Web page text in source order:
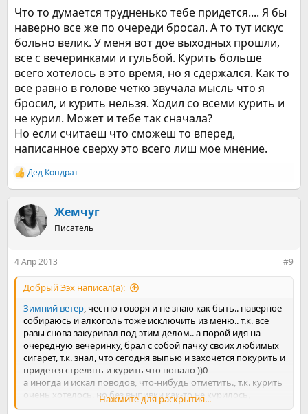
Что то думается трудненько тебе придется.... Я бы
наверно все же по очереди бросал. А то тут искус
больно велик. У меня вот дое выходных прошли,
все с вечеринками и гульбой. Курить больше
всего хотелось в это время, но я сдержался. Как то
все равно в голове четко звучала мысль что я
бросил, и курить нельзя. Ходил со всеми курить и
не курил. Может и тебе так сначала?
Но если считаеш что сможеш то вперед,
написанное сверху это всего лиш мое мнение.
Р
е
к
ц
и
Дед Кондрат
Жемчуг
Писатель
4 Апр 2013 #9
Добрый Ээх написал(а):
Зимний ветер, честно говоря и не знаю как быть.. наверное
собираюсь и алкоголь тоже исключить из меню.. т.к. все
разы снова закуривал под этим делом.. а порой идя на
очередную вечеринку, брал с собой пачку своих любимых
сигарет, т.к. знал, что сегодня выпью и захочется покурить и
придется стрелять и курить что попало ))0
а иногда и искал поводов, что-нибудь отметить., т.к. курить
очень хотелось, но без выпивки как-то не курилось,
оправдания себе вообщем не было..
Нажмите для раскрытия...